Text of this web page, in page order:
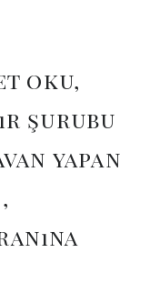
oku,
şurubu
yapan